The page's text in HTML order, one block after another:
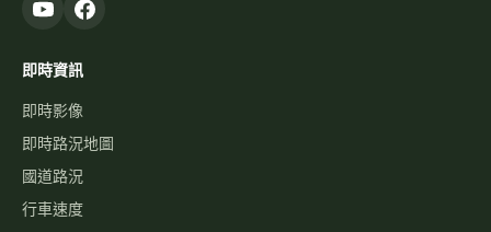
即時資訊
即時影像
即時路況地圖
國道路況
行車速度